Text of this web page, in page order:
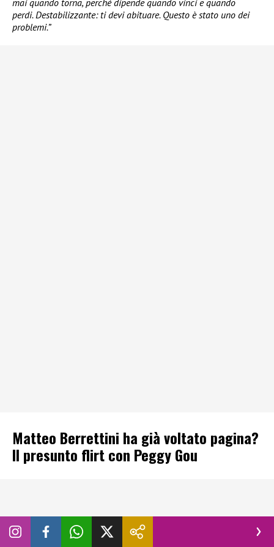
mai quando torna, perché dipende quando vinci e quando
perdi. Destabilizzante: ti devi abituare. Questo è stato uno dei
problemi.”
Matteo Berrettini ha già voltato pagina?
Il presunto flirt con Peggy Gou